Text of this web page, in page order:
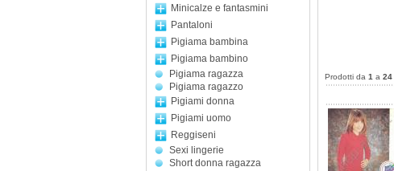
Minicalze e fantasmini
Pantaloni
Pigiama bambina
Pigiama bambino
Pigiama ragazza
Pigiama ragazzo
Pigiami donna
Pigiami uomo
Reggiseni
Sexi lingerie
Short donna ragazza
Prodotti da 1 a 24